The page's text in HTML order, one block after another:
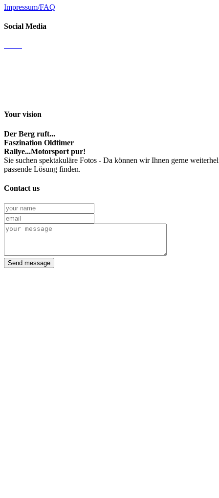
Impressum/FAQ
Social Media
Your vision
Der Berg ruft...
Faszination Oldtimer
Rallye...Motorsport pur!
Sie suchen spektakuläre Fotos - Da können wir Ihnen gerne
passende Lösung finden.
Contact us
Send message